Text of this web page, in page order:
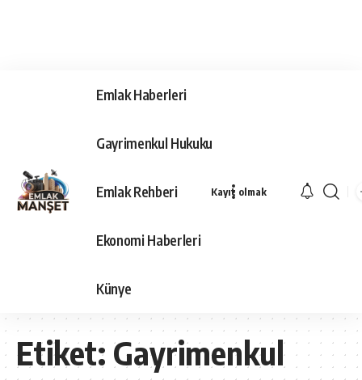
Emlak Haberleri
Gayrimenkul Hukuku
Emlak Rehberi
Ekonomi Haberleri
Künye
Kayıt olmak
Etiket: Gayrimenkul